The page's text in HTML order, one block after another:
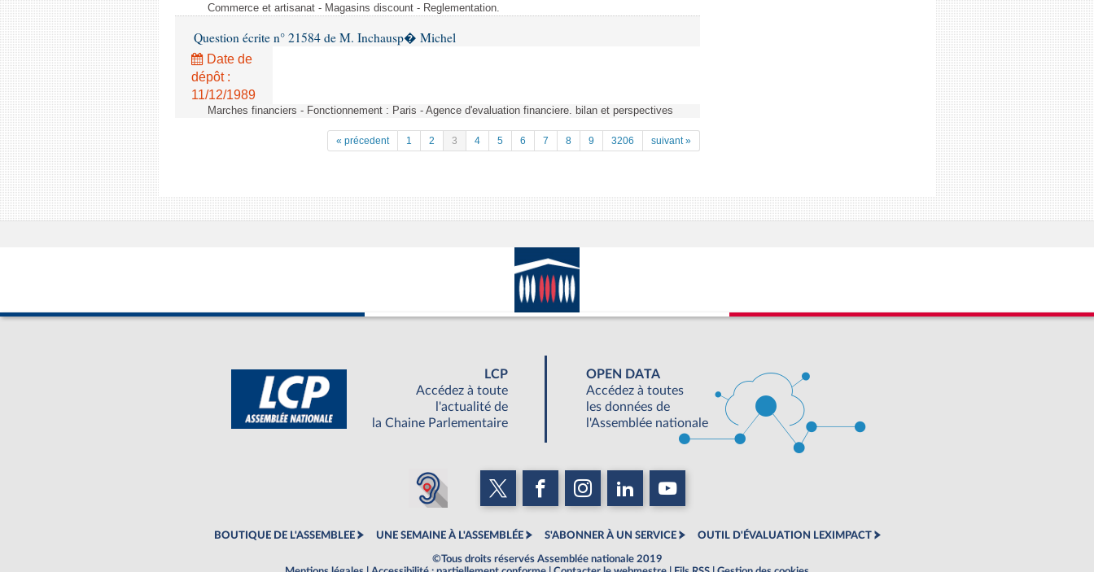
Commerce et artisanat - Magasins discount - Reglementation.
Question écrite n° 21584 de M. Inchausp� Michel
Date de
dépôt :
11/12/1989
Marches financiers - Fonctionnement : Paris - Agence d'evaluation financiere. bilan et perspectives
« précedent 1 2 3 4 5 6 7 8 9 3206 suivant »
LCP
Accédez à toute
l'actualité de
la Chaine Parlementaire
OPEN DATA
Accédez à toutes
les données de
l'Assemblée nationale
BOUTIQUE DE L'ASSEMBLEE UNE SEMAINE À L'ASSEMBLÉE S'ABONNER À UN SERVICE OUTIL D'ÉVALUATION LEXIMPACT
©Tous droits réservés Assemblée nationale 2019